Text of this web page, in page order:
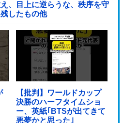
、目上に逆らうな、秩序を守
したもの他
【批判】ワールドカップ
決勝のハーフタイムショ
ー、英紙｢BTSが出てきて
悪夢かと思った｣